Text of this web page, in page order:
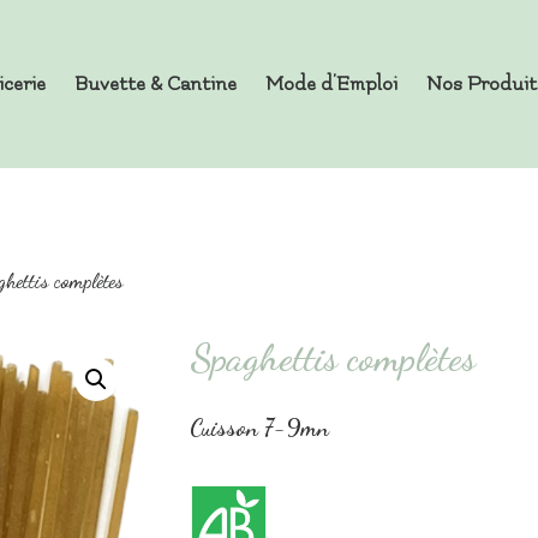
Buvette & Cantine Mode d’Emploi Nos
complètes
Spaghettis complètes
Cuisson 7-9mn